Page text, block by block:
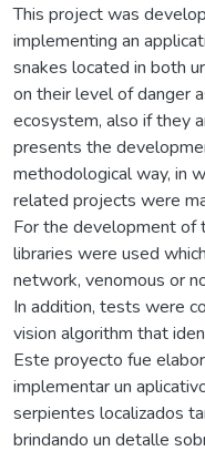
This project was
implementing an
snakes located in both
on their level of danger
ecosystem, also if they
presents the
methodological way, in
related projects were
For the development of
libraries were used
network, venomous or
In addition, tests were
vision algorithm that
Este proyecto fue
implementar un
serpientes localizados
brindando un detalle